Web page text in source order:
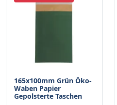
165x100mm Grün Öko-
Waben Papier
Gepolsterte Taschen